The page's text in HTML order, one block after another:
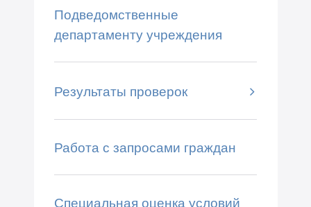
Подведомственные
департаменту учреждения
Результаты проверок
Работа с запросами граждан
Специальная оценка условий